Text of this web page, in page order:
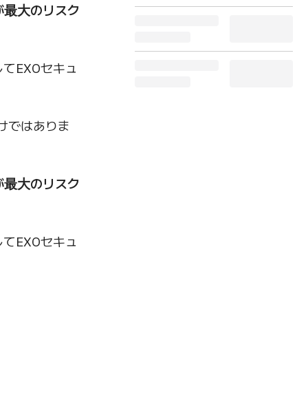
大のリスク
EXOセキュ
ではありま
大のリスク
EXOセキュ